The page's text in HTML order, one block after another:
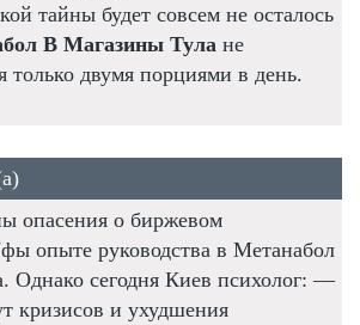
тайны будет совсем не осталось
В Магазины Тула не
только двумя порциями в день.
опасения о биржевом
опыте руководства в Метанабол
Однако сегодня Киев психолог: —
кризисов и ухудшения